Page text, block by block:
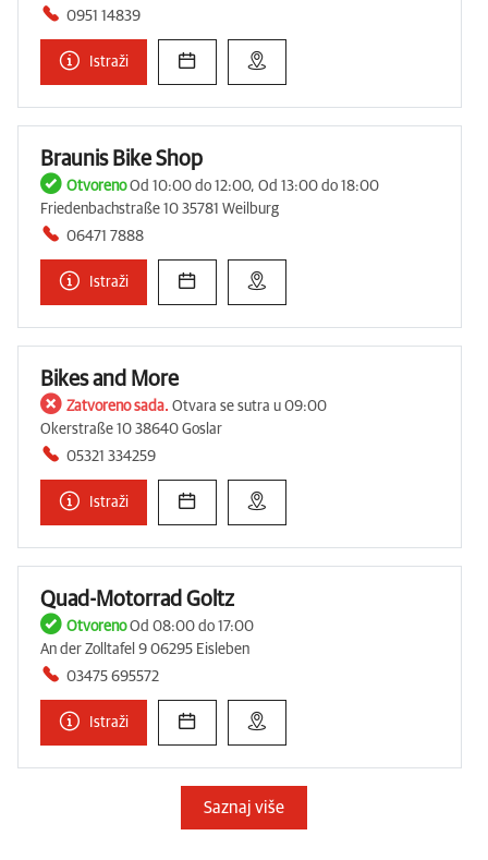
0951 14839
Istraži
Braunis Bike Shop
OtvorenoOd 10:00 do 12:00, Od 13:00 do 18:00
Friedenbachstraße 10 35781 Weilburg
06471 7888
Istraži
Bikes and More
Zatvoreno sada. Otvara se sutra u 09:00
Okerstraße 10 38640 Goslar
05321 334259
Istraži
Quad-Motorrad Goltz
OtvorenoOd 08:00 do 17:00
An der Zolltafel 9 06295 Eisleben
03475 695572
Istraži
Saznaj više